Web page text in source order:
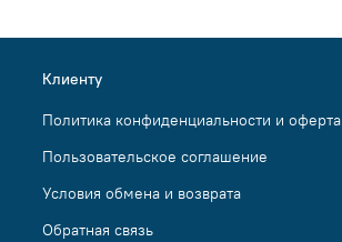
Клиенту
Политика конфиденциальности и оферта
Пользовательское соглашение
Условия обмена и возврата
Обратная связь